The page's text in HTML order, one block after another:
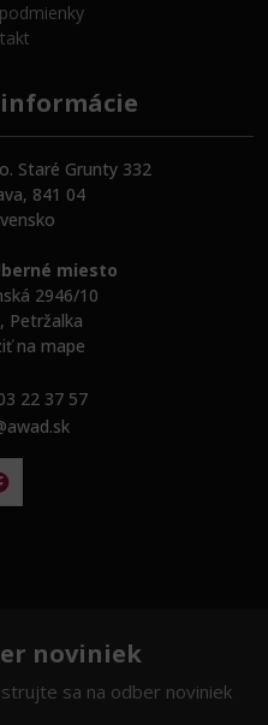
Staré Grunty 332
841 04
miesto
2946/10
Petržalka
na mape
22 37 57
noviniek
sa na odber noviniek